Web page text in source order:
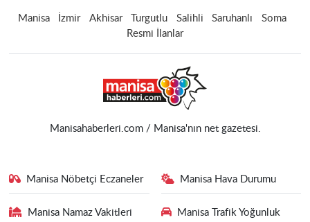
Manisa İzmir Akhisar Turgutlu Salihli Saruhanlı
Soma
Resmi İlanlar
Manisahaberleri.com / Manisa'nın net gazetesi.
Manisa Nöbetçi Eczaneler Manisa Hava Durumu
Manisa Namaz Vakitleri Manisa Trafik Yoğunluk